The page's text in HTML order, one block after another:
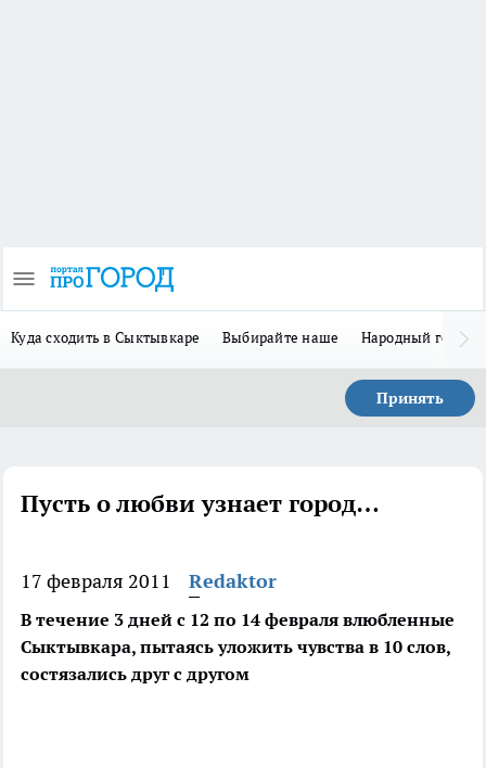
Куда сходить в Сыктывкаре Выбирайте наше Народный герой
Принять
Пусть о любви узнает город…
17 февраля 2011 Redaktor
В течение 3 дней с 12 по 14 февраля влюбленные
Сыктывкара, пытаясь уложить чувства в 10 слов,
состязались друг с другом